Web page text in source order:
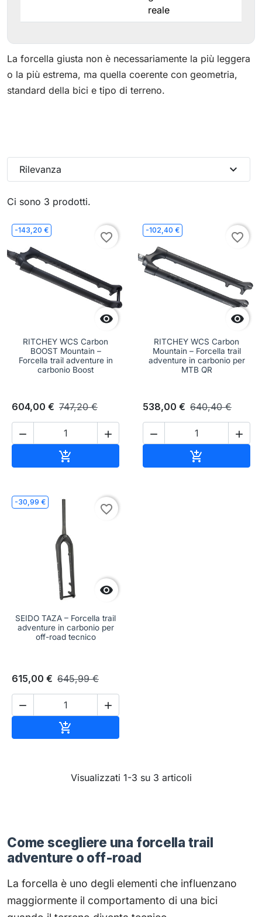
reale
La forcella giusta non è necessariamente la più leggera
o la più estrema, ma quella coerente con geometria,
standard della bici e tipo di terreno.
Ci sono 3 prodotti.
Rilevanza expand_more
-143,20 €

favorite_border
RITCHEY WCS Carbon
BOOST Mountain –
Forcella trail adventure in
carbonio Boost
604,00 € 747,20 €
 

-102,40 €

favorite_border
RITCHEY WCS Carbon
Mountain – Forcella trail
adventure in carbonio per
MTB QR
538,00 € 640,40 €
 

-30,99 €

favorite_border
SEIDO TAZA – Forcella trail
adventure in carbonio per
off-road tecnico
615,00 € 645,99 €
 

Visualizzati 1-3 su 3 articoli
Come scegliere una forcella trail
adventure o off-road
La forcella è uno degli elementi che influenzano
maggiormente il comportamento di una bici